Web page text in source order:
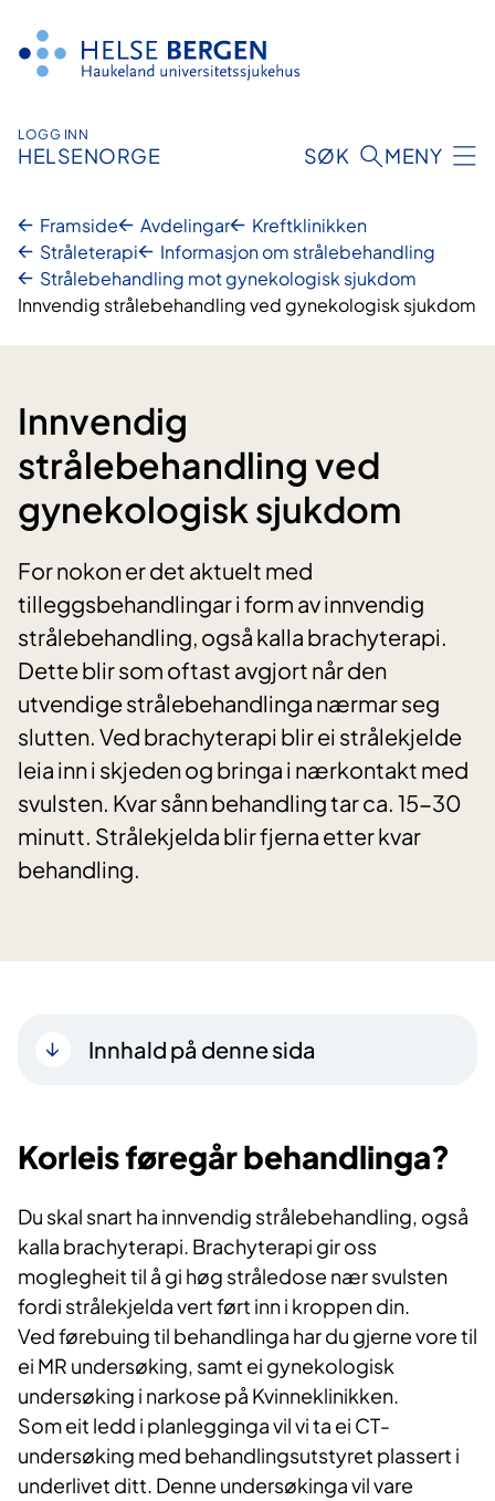
innhald
LOGG INN
HELSENORGE SØK MENY
Framside Avdelingar
Kreftklinikken
Stråleterapi
Informasjon om strålebehandling
Strålebehandling mot gynekologisk sjukdom
Innvendig strålebehandling ved gynekologisk sjukdom
Innvendig
strålebehandling ved
gynekologisk sjukdom
For nokon er det aktuelt med
tilleggsbehandlingar i form av innvendig
strålebehandling, også kalla brachyterapi.
Dette blir som oftast avgjort når den
utvendige strålebehandlinga nærmar seg
slutten. Ved brachyterapi blir ei strålekjelde
leia inn i skjeden og bringa i nærkontakt med
svulsten. Kvar sånn behandling tar ca. 15-30
minutt. Strålekjelda blir fjerna etter kvar
behandling.
Innhald på denne sida
Korleis føregår behandlinga?
Du skal snart ha innvendig strålebehandling, også
kalla brachyterapi. Brachyterapi gir oss
moglegheit til å gi høg stråledose nær svulsten
fordi strålekjelda vert ført inn i kroppen din.
Ved førebuing til behandlinga har du gjerne vore til
ei MR undersøking, samt ei gynekologisk
undersøking i narkose på Kvinneklinikken.
Som eit ledd i planlegginga vil vi ta ei CT-
undersøking med behandlingsutstyret plassert i
underlivet ditt. Denne undersøkinga vil vare